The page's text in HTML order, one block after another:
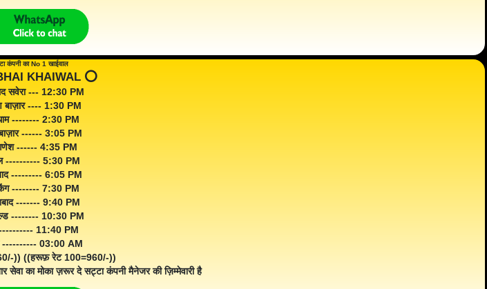
कंपनी का No 1 खाईवाल
KHAIWAL ⭕️
सवेरा --- 12:30 PM
बाज़ार ---- 1:30 PM
-------- 2:30 PM
बाज़ार ------ 3:05 PM
------ 4:35 PM
---------- 5:30 PM
--------- 6:05 PM
-------- 7:30 PM
------- 9:40 PM
-------- 10:30 PM
11:40 PM
---------- 03:00 AM
)) ((हरूफ़ रेट 100=960/-))
सेवा का मोका ज़रूर दे सट्टा कंपनी मैनेजर की ज़िम्मेवारी है